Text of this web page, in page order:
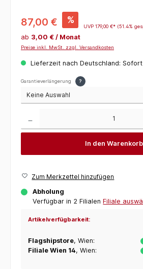
87,00 € %
UVP 179,00 €* (51.4%
ab 3,00 € / Monat
Preise inkl. MwSt. zzgl. Versandkosten
Lieferzeit nach Deutschland:
Garantieverlängerung ?
In den Warenkorb
Zum Merkzettel hinzufügen
Abholung
Verfügbar in 2 Filialen Filiale
Artikelverfügbarkeit:
Flagshipstore, Wien:
Filiale Wien 14, Wien: